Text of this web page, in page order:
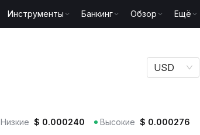
Инструменты Банкинг Обзор Ещё
USD
Низкие $ 0.000240 Высокие $ 0.000276